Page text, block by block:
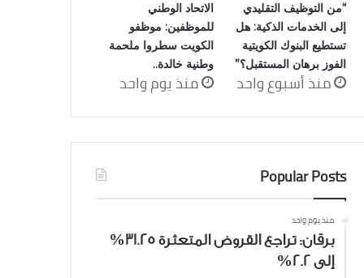
“من التوظيف التقليدي
إلى الخدمات الذكية: هل
تستطيع البنوك الكويتية
الفوز برهان المستقبل؟”
منذ أسبوع واحد
الاتحاد الوطني
للموظفين: موظفو
الكويت سطروا ملحمة
وطنية خالدة..
منذ يوم واحد
Popular Posts
منذ يوم واحد
برقان: تراجع القروض المتعثرة 31.25%
إلى 2.2%